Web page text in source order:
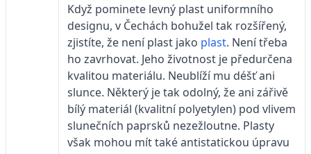
Když pominete levný plast uniformního
designu, v Čechách bohužel tak rozšířený,
zjistíte, že není plast jako plast. Není třeba
ho zavrhovat. Jeho životnost je předurčena
kvalitou materiálu. Neublíží mu déšť ani
slunce. Některý je tak odolný, že ani zářivě
bílý materiál (kvalitní polyetylen) pod vlivem
slunečních paprsků nezežloutne. Plasty
však mohou mít také antistatickou úpravu